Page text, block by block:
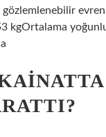
kgOrtalama